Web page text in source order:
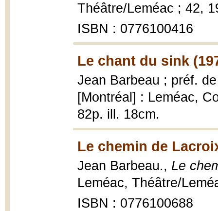
Théâtre/Leméac ; 42,
ISBN : 0776100416
Le chant du sink
Jean Barbeau ; préf.
[Montréal] : Leméac,
82p. ill. 18cm.
Le chemin de
Jean Barbeau., Le
Leméac, Théâtre/
ISBN : 0776100688